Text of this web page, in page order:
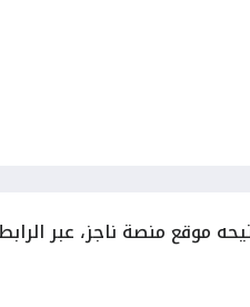
موقع منصة ناجز، عبر